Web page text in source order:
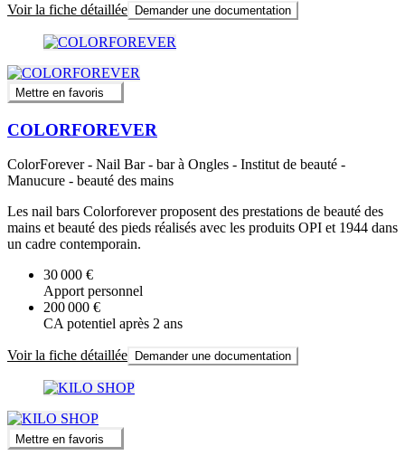
Voir la fiche détaillée Demander une documentation
Mettre en favoris
COLORFOREVER
ColorForever - Nail Bar - bar à Ongles - Institut de beauté -
Manucure - beauté des mains
Les nail bars Colorforever proposent des prestations de beauté des
mains et beauté des pieds réalisés avec les produits OPI et 1944 dans
un cadre contemporain.
30 000 €
Apport personnel
200 000 €
CA potentiel après 2 ans
Voir la fiche détaillée Demander une documentation
Mettre en favoris